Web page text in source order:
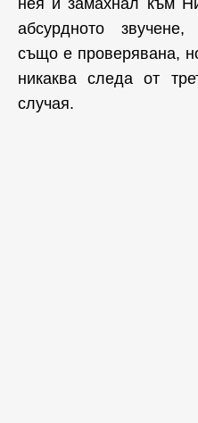
нея и замахнал към
абсурдното
също е проверявана,
никаква следа от
случая.